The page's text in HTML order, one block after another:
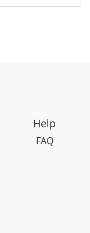
Help
FAQ